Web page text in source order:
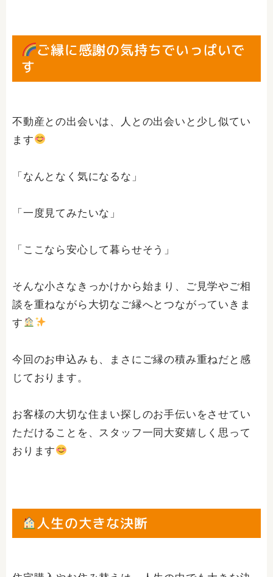
ご縁に感謝の気持ちでいっぱいで
す
不動産との出会いは、人との出会いと少し似てい
ます
「なんとなく気になるな」
「一度見てみたいな」
「ここなら安心して暮らせそう」
そんな小さなきっかけから始まり、ご見学やご相
談を重ねながら大切なご縁へとつながっていきま
す
今回のお申込みも、まさにご縁の積み重ねだと感
じております。
お客様の大切な住まい探しのお手伝いをさせてい
ただけることを、スタッフ一同大変嬉しく思って
おります
人生の大きな決断